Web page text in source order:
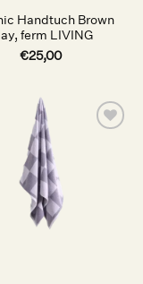
Handtuch Brown
ferm LIVING
€25,00